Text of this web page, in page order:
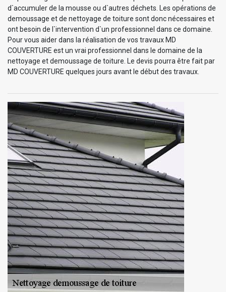
d`accumuler de la mousse ou d`autres déchets. Les opérations de
demoussage et de nettoyage de toiture sont donc nécessaires et
ont besoin de l`intervention d`un professionnel dans ce domaine.
Pour vous aider dans la réalisation de vos travaux MD
COUVERTURE est un vrai professionnel dans le domaine de la
nettoyage et demoussage de toiture. Le devis pourra être fait par
MD COUVERTURE quelques jours avant le début des travaux.